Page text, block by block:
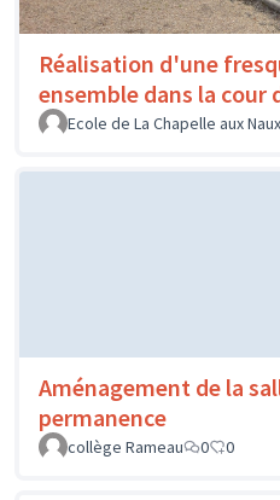
Réalisation d'une
ensemble dans la cour
Ecole de La Chapelle aux Naux
Aménagement de la
permanence
collège Rameau
0 0